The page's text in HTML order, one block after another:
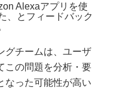
Alexaアプリを使
、とフィードバック
グチームは、ユーザ
この問題を分析・要
なった可能性が高い